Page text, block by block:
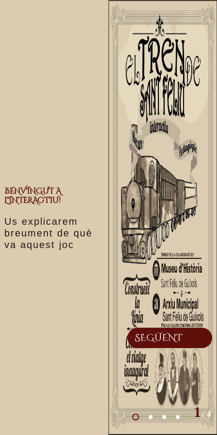
BENVINGUT A
L'INTERACTIU!
Us explicarem
breument de què
va aquest joc
SEGÜENT
1